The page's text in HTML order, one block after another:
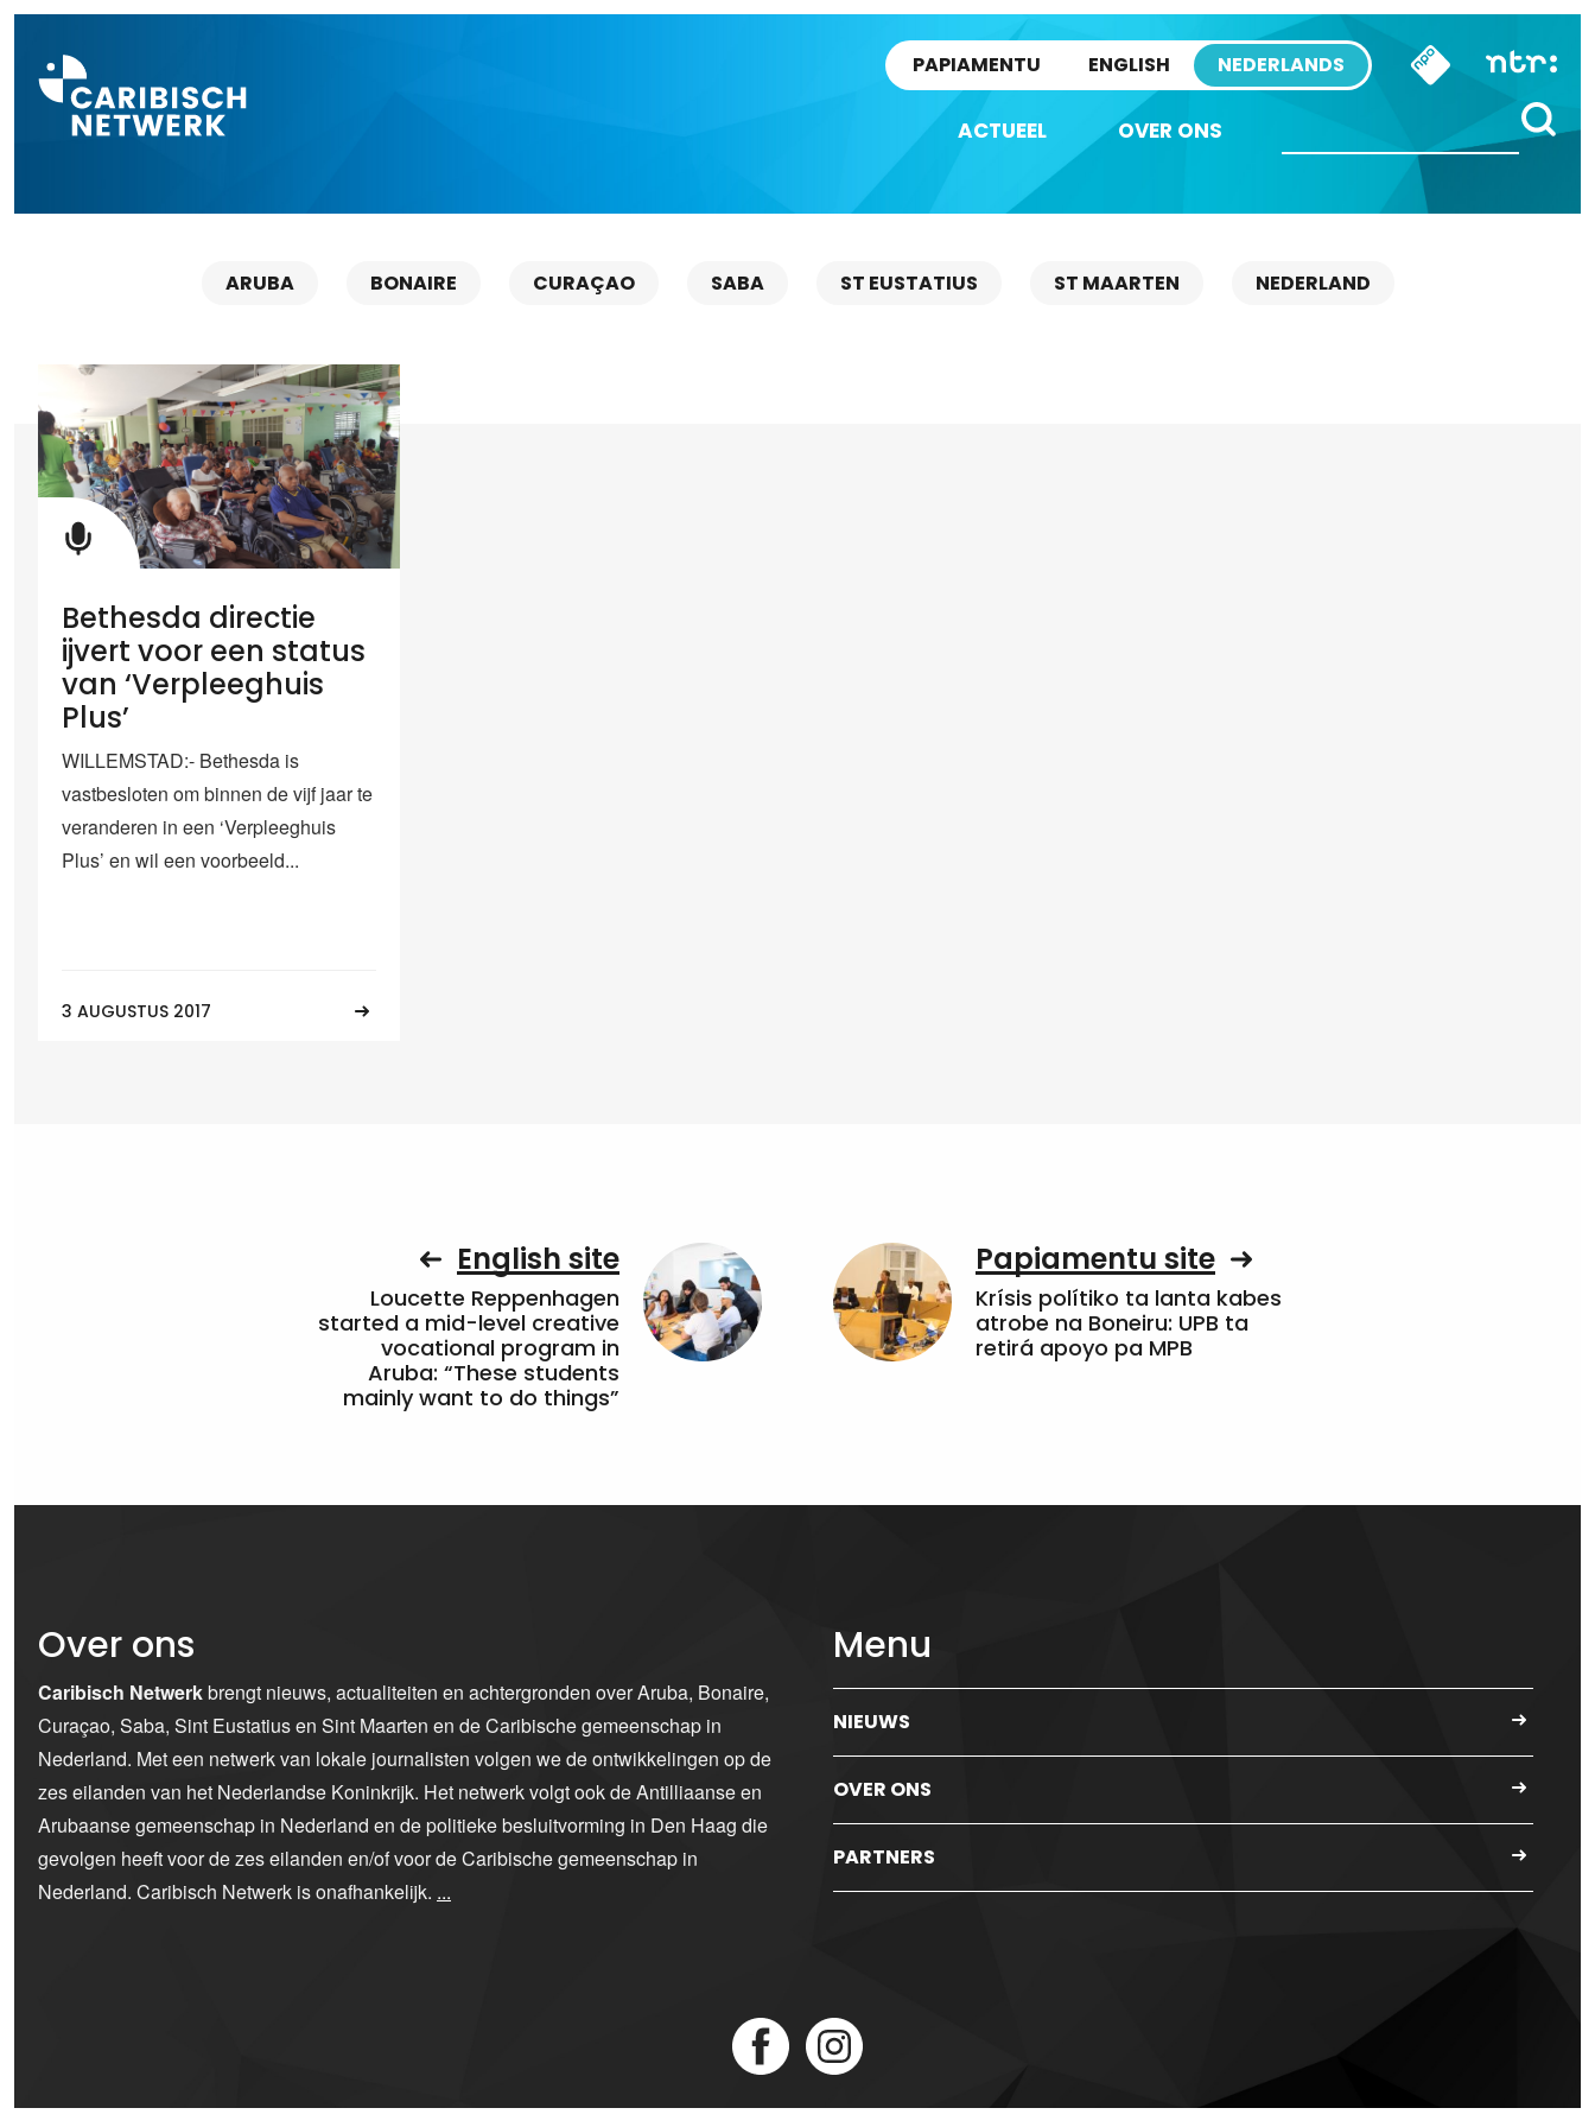
PAPIAMENTU ENGLISH NEDERLANDS
ACTUEEL OVER ONS
ARUBA BONAIRE CURAÇAO SABA ST EUSTATIUS ST MAARTEN NEDERLAND
Bethesda directie
ijvert voor een status
van ‘Verpleeghuis
Plus’
WILLEMSTAD:- Bethesda is
vastbesloten om binnen de vijf jaar te
veranderen in een ‘Verpleeghuis
Plus’ en wil een voorbeeld...
3 AUGUSTUS 2017
English site
Loucette Reppenhagen
started a mid-level creative
vocational program in
Aruba: “These students
mainly want to do things”
Papiamentu site
Krísis polítiko ta lanta kabes
atrobe na Boneiru: UPB ta
retirá apoyo pa MPB
Over ons
Caribisch Netwerkbrengt nieuws, actualiteiten en achtergronden over Aruba, Bonaire,
Curaçao, Saba, Sint Eustatius en Sint Maarten en de Caribische gemeenschap in
Nederland. Met een netwerk van lokale journalisten volgen we de ontwikkelingen op de
zes eilanden van het Nederlandse Koninkrijk. Het netwerk volgt ook de Antilliaanse en
Arubaanse gemeenschap in Nederland en de politieke besluitvorming in Den Haag die
gevolgen heeft voor de zes eilanden en/of voor de Caribische gemeenschap in
Nederland. Caribisch Netwerk is onafhankelijk. ...
Menu
NIEUWS
OVER ONS
PARTNERS